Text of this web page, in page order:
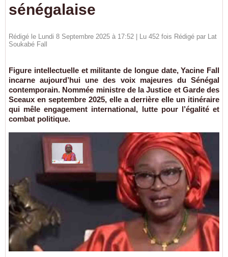
sénégalaise
Rédigé le Lundi 8 Septembre 2025 à 17:52 | Lu 452 fois Rédigé par Lat
Soukabé Fall
Figure intellectuelle et militante de longue date, Yacine Fall
incarne aujourd’hui une des voix majeures du Sénégal
contemporain. Nommée ministre de la Justice et Garde des
Sceaux en septembre 2025, elle a derrière elle un itinéraire
qui mêle engagement international, lutte pour l’égalité et
combat politique.